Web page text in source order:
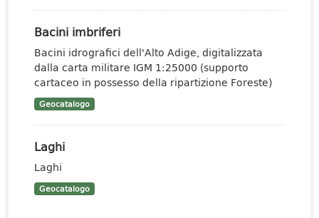
Bacini imbriferi
Bacini idrografici dell'Alto Adige, digitalizzata
dalla carta militare IGM 1:25000 (supporto
cartaceo in possesso della ripartizione Foreste)
Geocatalogo
Laghi
Laghi
Geocatalogo